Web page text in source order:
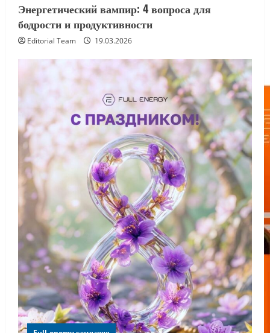
Энергетический вампир: 4 вопроса для
бодрости и продуктивности
Editorial Team 19.03.2026